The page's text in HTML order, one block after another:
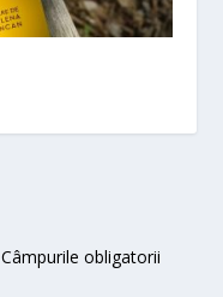
Câmpurile obligatorii